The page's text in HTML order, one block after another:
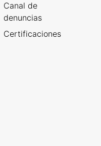
Canal de
denuncias
Certificaciones